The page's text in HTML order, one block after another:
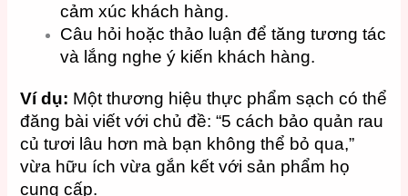
cảm xúc khách hàng.
Câu hỏi hoặc thảo luận để tăng tương tác
và lắng nghe ý kiến khách hàng.
Ví dụ: Một thương hiệu thực phẩm sạch có thể
đăng bài viết với chủ đề: “5 cách bảo quản rau
củ tươi lâu hơn mà bạn không thể bỏ qua,”
vừa hữu ích vừa gắn kết với sản phẩm họ
cung cấp.